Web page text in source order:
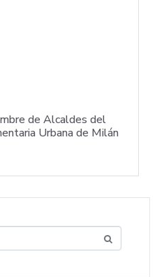
de Alcaldes del
Urbana de Milán